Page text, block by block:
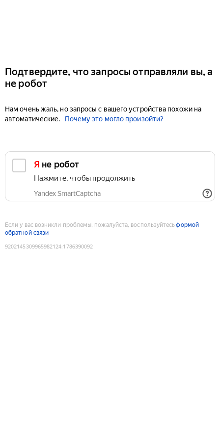
Подтвердите, что запросы отправляли вы, а
не робот
Нам очень жаль, но запросы с вашего устройства похожи на
автоматические.
Почему это могло произойти?
Я не робот
Нажмите, чтобы продолжить
Yandex SmartCaptcha
Если у вас возникли проблемы, пожалуйста, воспользуйтесьформой
обратной связи
9202145309965982124:1786390092